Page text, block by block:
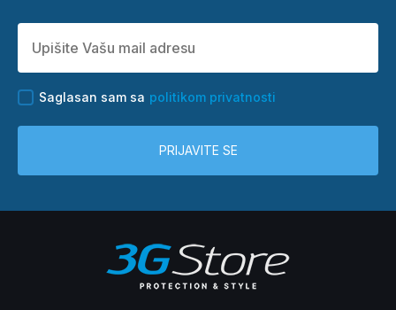
Saglasan sam sa politikom privatnosti
PRIJAVITE SE